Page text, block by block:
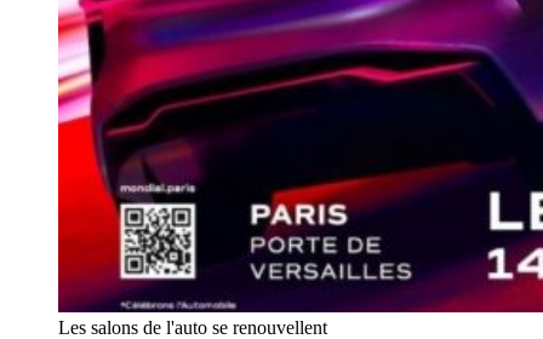
Les salons de l'auto se renouvellent